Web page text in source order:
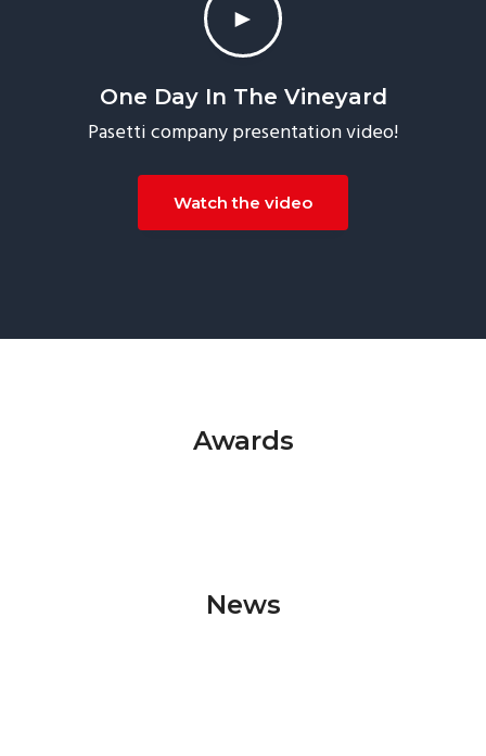
►
One Day In The Vineyard
Pasetti company presentation video!
Watch the video
Awards
News